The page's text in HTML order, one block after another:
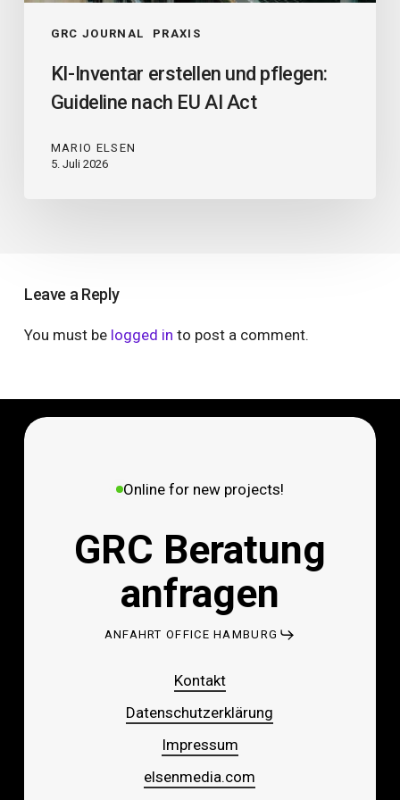
GRC JOURNAL PRAXIS
KI-Inventar erstellen und pflegen:
Guideline nach EU AI Act
MARIO ELSEN
5. Juli 2026
Leave a Reply
You must be logged in to post a comment.
Online for new projects!
GRC Beratung
anfragen
ANFAHRT OFFICE HAMBURG
Kontakt
Datenschutzerklärung
Impressum
elsenmedia.com